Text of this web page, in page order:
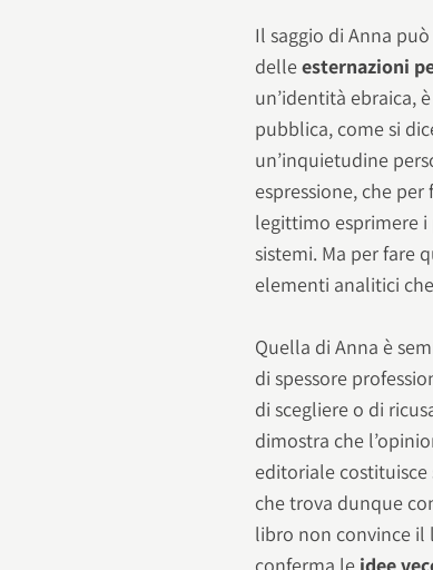
Il saggio di Anna
delleesternazioni
un’identità ebraica,
pubblica, come si
un’inquietudine
espressione, che
legittimo esprimere
sistemi. Ma per fare
elementi analitici
Quella di Anna è
di spessore
di scegliere o di
dimostra che
editoriale
che trova dunque
libro non convince il